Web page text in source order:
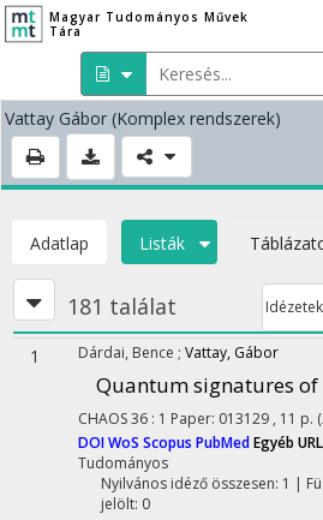
Magyar Tudományos Művek
Tára
Vattay Gábor (Komplex rendszerek)
Adatlap Listák
181 találat
1 Dárdai, Bence ; Vattay, Gábor
Quantum signatures
CHAOS36 : 1 Paper: 013129 , 11 p.
DOIWoS Scopus PubMedEgyéb URL
Tudományos
Nyilvános idéző összesen: 1 |
jelölt: 0